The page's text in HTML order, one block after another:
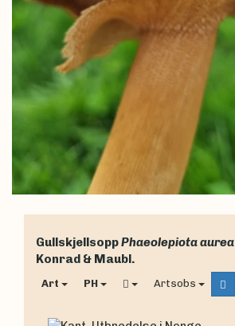
GullskjellsoppPhaeolepiota aurea
Konrad & Maubl.
Art PH Artsobs